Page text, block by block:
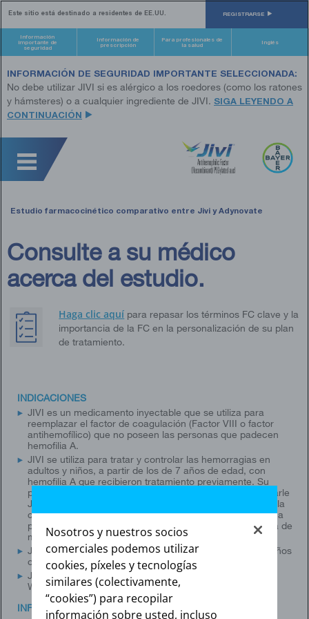
Skip
to
main
content
Este sitio está destinado a residentes de EE.UU.​ REGISTRARSE
Información
importante de
seguridad
Información de
prescripción
Para profesionales de
la salud
Inglés
INFORMACIÓN DE SEGURIDAD IMPORTANTE SELECCIONADA:
No debe utilizar JIVI si es alérgico a los roedores (como los ratones
y hámsteres) o a cualquier ingrediente de JIVI. SIGA LEYENDO A
CONTINUACIÓN
Estudio farmacocinético comparativo entre Jivi y Adynovate
Consulte a su médico
acerca del estudio.
Haga clic aquí para repasar los términos FC clave y la
importancia de la FC en la personalización de su plan
de tratamiento.
INDICACIONES
JIVI es un medicamento inyectable que se utiliza para
reemplazar el factor de coagulación (Factor VIII o factor
antihemofílico) que no poseen las personas que padecen
hemofilia A.
JIVI se utiliza para tratar y controlar las hemorragias en
adultos y niños, a partir de los de 7 años de edad, con
hemofilia A que recibieron tratamiento previamente. Su
proveedor de atención médica también puede administrarle
JIVI cuando se somete a una cirugía. JIVI puede reducir la
cantidad de episodios de hemorragia en adultos y niños, a
partir de los de 7 años de edad, con hemofilia A si se usa de
manera regular (profilaxis).
JIVI no está indicado para usar en niños menores de 7 años
o en pacientes que no recibieron tratamiento previo.
JIVI no está indicado para tratar la enfermedad de von
Willebrand.
INFORMACIÓN DE SEGURIDAD IMPORTANTE
Nosotros y nuestros socios
comerciales podemos utilizar
cookies, píxeles y tecnologías
similares (colectivamente,
“cookies”) para recopilar
información sobre usted, incluso